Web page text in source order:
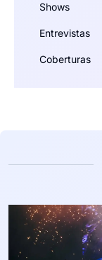
Shows
Entrevistas
Coberturas